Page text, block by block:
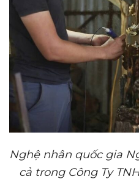
Nghệ nhân quốc gia
cả trong Công Ty